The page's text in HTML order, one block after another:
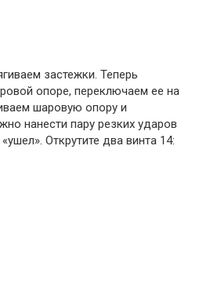
застежки. Теперь
опоре, переключаем ее на
шаровую опору и
нанести пару резких ударов
Открутите два винта 14: